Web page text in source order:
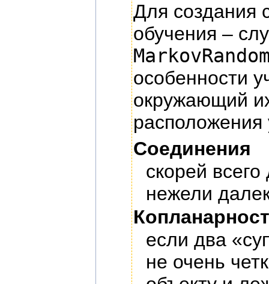
Для создания
обучения –
особенности
окружающий
расположения
Соединения
скорей
нежели
если два
не очень